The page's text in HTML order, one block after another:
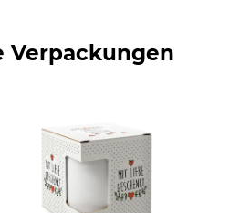
Verpackungen